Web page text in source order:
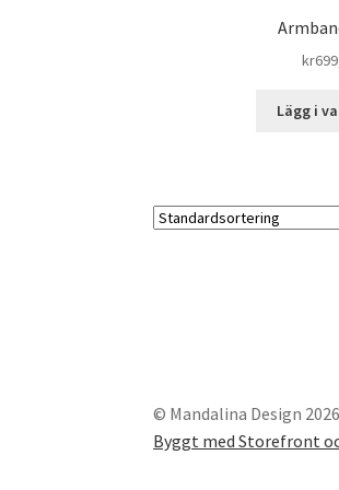
kr
Lägg i
© Mandalina Design 2026
Byggt med Storefront